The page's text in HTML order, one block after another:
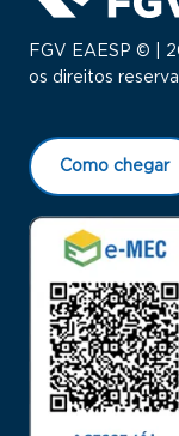
FGV EAESP © |
os direitos
Como chegar